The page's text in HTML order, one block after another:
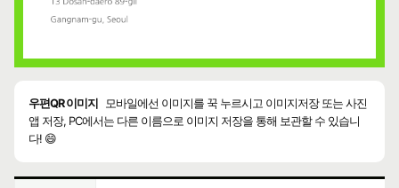
우편QR 이미지
모바일에선 이미지를 꾹 누르시고 이미지저장 또는 사진
앱 저장, PC에서는 다른 이름으로 이미지 저장을 통해 보관할 수 있습니
다! 😄